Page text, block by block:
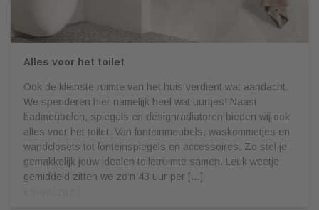
Alles voor het toilet
Ook de kleinste ruimte van het huis verdient wat aandacht.
We spenderen hier namelijk heel wat uurtjes! Naast
badmeubelen, spiegels en designradiatoren bieden wij ook
alles voor het toilet. Van fonteinmeubels, waskommetjes en
wandclosets tot fonteinspiegels en accessoires. Zo stel je
gemakkelijk jouw idealen toiletruimte samen. Leuk weetje:
gemiddeld zitten we zo’n 43 uur per […]